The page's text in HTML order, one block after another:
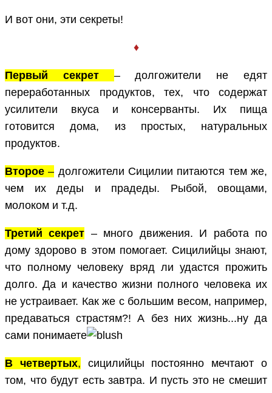
И вот они, эти секреты!
♦
Первый секрет
– долгожители не едят
переработанных продуктов, тех, что содержат
усилители вкуса и консерванты. Их пища
готовится дома, из простых, натуральных
продуктов.
Второе– долгожители Сицилии питаются тем же,
чем их деды и прадеды. Рыбой, овощами,
молоком и т.д.
Третий секрет – много движения. И работа по
дому здорово в этом помогает. Сицилийцы знают,
что полному человеку вряд ли удастся прожить
долго. Да и качество жизни полного человека их
не устраивает. Как же с большим весом, например,
предаваться страстям?! А без них жизнь...ну да
сами понимаете
В четвертых, сицилийцы постоянно мечтают о
том, что будут есть завтра. И пусть это не смешит